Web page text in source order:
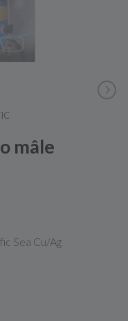
mâle
Sea Cu/Ag